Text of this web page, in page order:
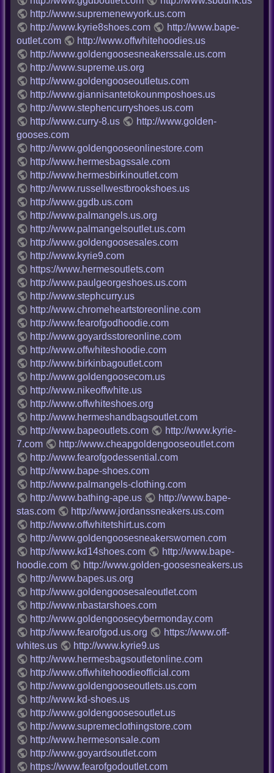
http://www.supremenewyork.us.com
http://www.kyrie8shoes.com
http://www.bape-
outlet.com
http://www.offwhitehoodies.us
http://www.goldengoosesneakerssale.us.com
http://www.supreme.us.org
http://www.goldengooseoutletus.com
http://www.giannisantetokounmposhoes.us
http://www.stephencurryshoes.us.com
http://www.curry-8.us
http://www.golden-
gooses.com
http://www.goldengooseonlinestore.com
http://www.hermesbagssale.com
http://www.hermesbirkinoutlet.com
http://www.russellwestbrookshoes.us
http://www.ggdb.us.com
http://www.palmangels.us.org
http://www.palmangelsoutlet.us.com
http://www.goldengoosesales.com
http://www.kyrie9.com
https://www.hermesoutlets.com
http://www.paulgeorgeshoes.us.com
http://www.stephcurry.us
http://www.chromeheartstoreonline.com
http://www.fearofgodhoodie.com
http://www.goyardsstoreonline.com
http://www.offwhiteshoodie.com
http://www.birkinbagoutlet.com
http://www.goldengoosecom.us
http://www.nikeoffwhite.us
http://www.offwhiteshoes.org
http://www.hermeshandbagsoutlet.com
http://www.bapeoutlets.com
http://www.kyrie-
7.com
http://www.cheapgoldengooseoutlet.com
http://www.fearofgodessential.com
http://www.bape-shoes.com
http://www.palmangels-clothing.com
http://www.bathing-ape.us
http://www.bape-
stas.com
http://www.jordanssneakers.us.com
http://www.offwhitetshirt.us.com
http://www.goldengoosesneakerswomen.com
http://www.kd14shoes.com
http://www.bape-
hoodie.com
http://www.golden-goosesneakers.us
http://www.bapes.us.org
http://www.goldengoosesaleoutlet.com
http://www.nbastarshoes.com
http://www.goldengoosecybermonday.com
http://www.fearofgod.us.org
https://www.off-
whites.us
http://www.kyrie9.us
http://www.hermesbagsoutletonline.com
http://www.offwhitehoodieofficial.com
http://www.goldengooseoutlets.us.com
http://www.kd-shoes.us
http://www.goldengoosesoutlet.us
http://www.supremeclothingstore.com
http://www.hermesonsale.com
http://www.goyardsoutlet.com
https://www.fearofgodoutlet.com